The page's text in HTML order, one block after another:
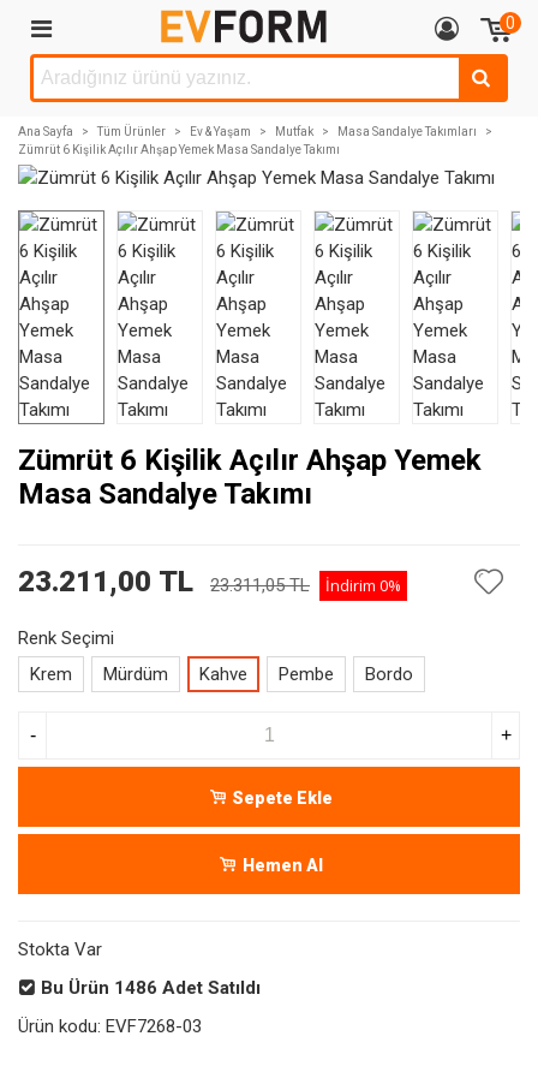
0
Ana Sayfa > Tüm Ürünler > Ev & Yaşam > Mutfak > Masa Sandalye Takımları
>
Zümrüt 6 Kişilik Açılır Ahşap Yemek Masa Sandalye Takımı
Zümrüt 6 Kişilik Açılır Ahşap Yemek
Masa Sandalye Takımı
23.211,00 TL 23.311,05 TL İndirim 0%
Renk Seçimi
Krem
Mürdüm Kahve Pembe Bordo
- +
Sepete Ekle
Hemen Al
Stokta Var
Bu Ürün 1486 Adet Satıldı
Ürün kodu: EVF7268-03